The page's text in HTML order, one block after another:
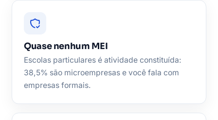
Quase nenhum MEI
Escolas particulares é atividade constituída:
38,5% são microempresas e você fala com
empresas formais.